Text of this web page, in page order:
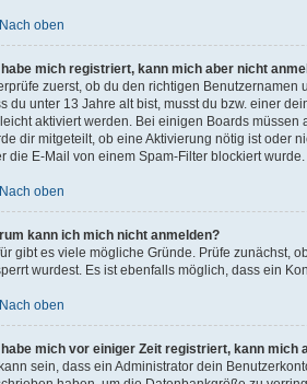
Nach oben
habe mich registriert, kann mich aber nicht
zuerst, ob du den richtigen
du unter 13 Jahre alt bist, musst du bzw. einer
aktiviert werden. Bei einigen Boards
dir mitgeteilt, ob eine Aktivierung nötig ist oder
die E-Mail von einem Spam-Filter blockiert
Nach oben
kann ich mich nicht anmelden?
gibt es viele mögliche Gründe. Prüfe zunächst,
wurdest. Es ist ebenfalls möglich, dass ein
Nach oben
habe mich vor einiger Zeit registriert, kann mich
sein, dass ein Administrator dein